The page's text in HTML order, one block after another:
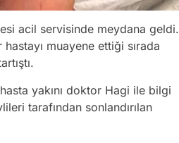
acil servisinde meydana geldi.
muayene ettiği sırada
yakını doktor Hagi ile bilgi
tarafından sonlandırılan